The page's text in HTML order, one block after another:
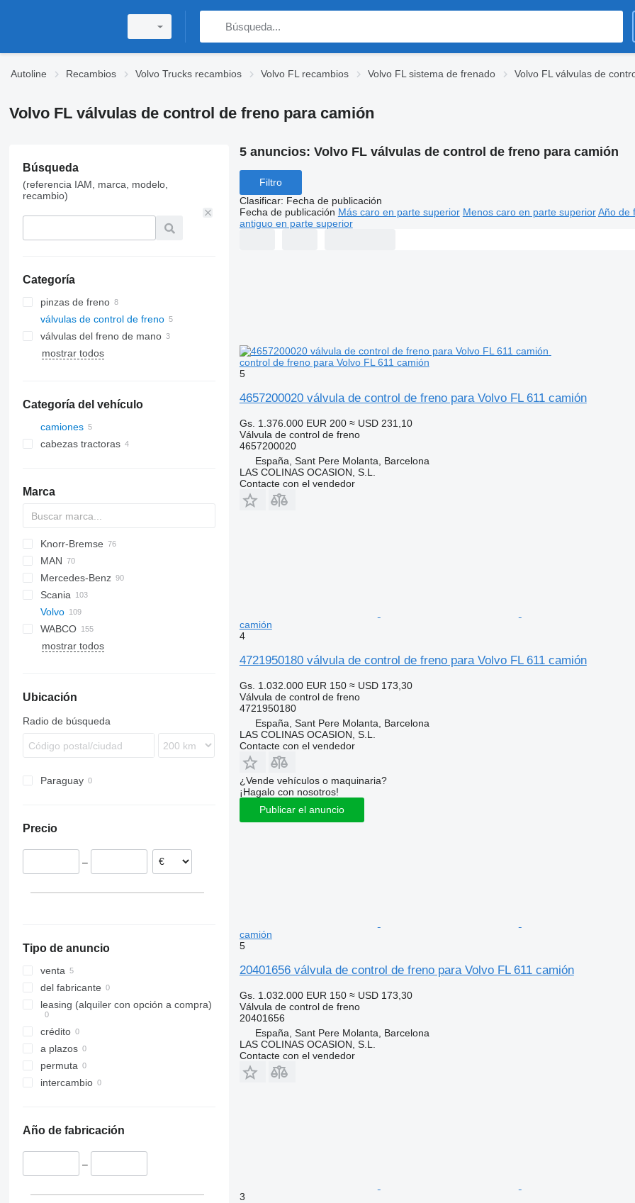
Autoline Recambios Volvo Trucks recambios Volvo FL recambios Volvo FL sistema de frenado Volvo FL válvulas de
Volvo FL válvulas de control de freno para camión
Búsqueda
(referencia IAM, marca, modelo,
recambio)
Categoría
pinzas de freno
válvulas de control de freno
válvulas del freno de mano
mostrar todos
Categoría del vehículo
camiones
cabezas tractoras
Marca
CF
LF
XF
Cargo
Daily
EuroCargo
EuroStar
Eurotech
Stralis
Trakker
Knorr-Bremse
MAN
L2000
LE
TGA
TGL
TGM
Mercedes-Benz
A-Class
Actros
Antos
Arocs
Econic
SK
K-series
Magnum
Midliner
Midlum
Scania
R-series
Volvo
F89
FH
FL10
FM7
FMX
VNL
WABCO
mostrar todos
Ubicación
Radio de búsqueda
Paraguay
Precio
–
Tipo de anuncio
venta
del fabricante
leasing (alquiler con opción a compra)
crédito
a plazos
permuta
intercambio
Año de fabricación
–
5 anuncios: Volvo FL válvulas de control de freno para camión
Filtro
Clasificar: Fecha de publicación
Fecha de publicación Más caro en parte superior Menos caro en parte superior Año de
antiguo en parte superior
control de freno para Volvo FL 611 camión
5
4657200020 válvula de control de freno para Volvo FL 611 camión
Gs. 1.376.000 EUR 200 ≈ USD 231,10
Válvula de control de freno
4657200020
España, Sant Pere Molanta, Barcelona
LAS COLINAS OCASION, S.L.
Contacte con el vendedor
camión
4
4721950180 válvula de control de freno para Volvo FL 611 camión
Gs. 1.032.000 EUR 150 ≈ USD 173,30
Válvula de control de freno
4721950180
España, Sant Pere Molanta, Barcelona
LAS COLINAS OCASION, S.L.
Contacte con el vendedor
¿Vende vehículos o maquinaria?
¡Hagalo con nosotros!
Publicar el anuncio
camión
5
20401656 válvula de control de freno para Volvo FL 611 camión
Gs. 1.032.000 EUR 150 ≈ USD 173,30
Válvula de control de freno
20401656
España, Sant Pere Molanta, Barcelona
LAS COLINAS OCASION, S.L.
Contacte con el vendedor
3